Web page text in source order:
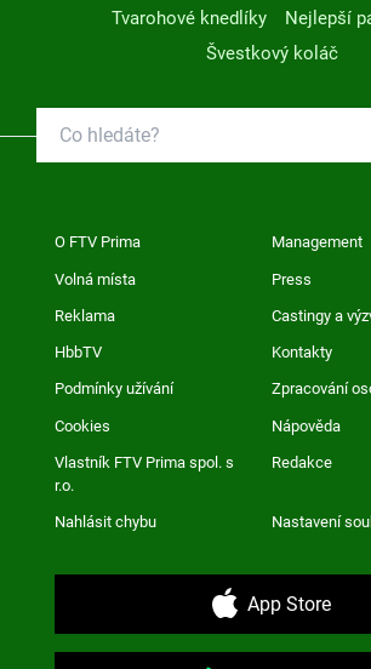
Tvarohové knedlíky
Nejlepší
Švestkový koláč
O FTV Prima Management
Volná místa Press
Reklama Castingy a
HbbTV Kontakty
Podmínky užívání Zpracování
Cookies Nápověda
Vlastník FTV Prima spol. s
r.o.
Redakce
Nahlásit chybu Nastavení
App Store